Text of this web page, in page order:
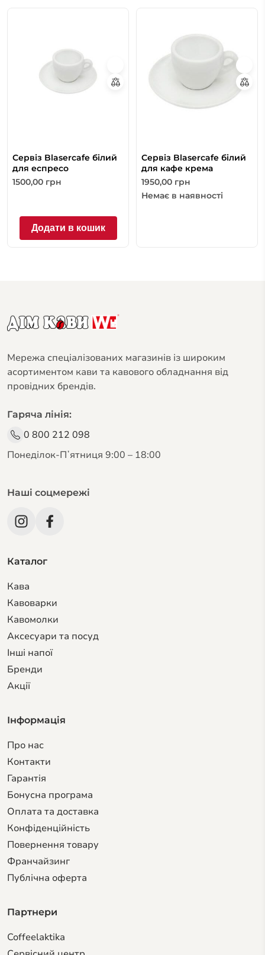
Сервіз Blaserсafe білий
для еспресо
1500,00 грн
Додати в кошик
Сервіз Blaserсafe білий
для кафе крема
1950,00 грн
Немає в наявності
Мережа спеціалізованих магазинів із широким
асортиментом кави та кавового обладнання від
провідних брендів.
Гаряча лінія:
0 800 212 098
Понеділок-Пʼятниця 9:00 – 18:00
Наші соцмережі
Каталог
Кава
Кавоварки
Кавомолки
Аксесуари та посуд
Інші напої
Бренди
Акції
Інформація
Про нас
Контакти
Гарантiя
Бонусна програма
Оплата та доставка
Конфіденційність
Повернення товару
Франчайзинг
Публічна оферта
Партнери
Coffeelaktika